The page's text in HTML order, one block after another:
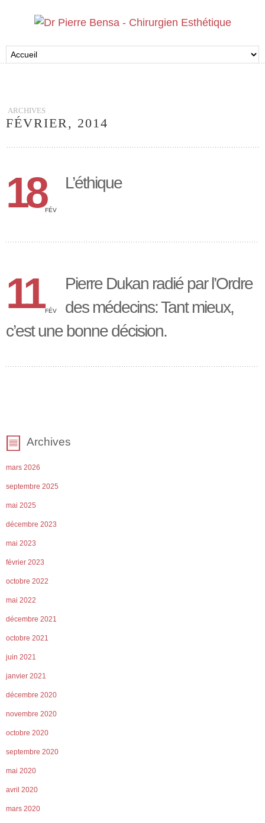
ARCHIVES
FÉVRIER, 2014
18FÉV
L’éthique
11 FÉV
Pierre Dukan radié par l’Ordre
des médecins: Tant mieux,
c’est une bonne décision.
Archives
mars 2026
septembre 2025
mai 2025
décembre 2023
mai 2023
février 2023
octobre 2022
mai 2022
décembre 2021
octobre 2021
juin 2021
janvier 2021
décembre 2020
novembre 2020
octobre 2020
septembre 2020
mai 2020
avril 2020
mars 2020